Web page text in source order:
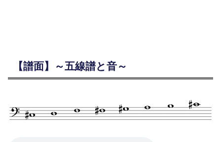
【譜面】～五線譜と音～